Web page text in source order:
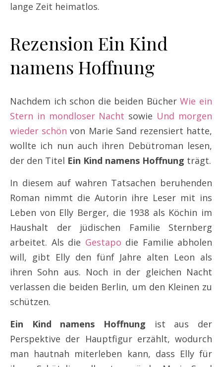
lange Zeit heimatlos.
Rezension Ein Kind
namens Hoffnung
Nachdem ich schon die beiden BücherWie ein
Stern in mondloser Nacht sowie Und morgen
wieder schön von Marie Sand rezensiert hatte,
wollte ich nun auch ihren Debütroman lesen,
der den Titel Ein Kind namens Hoffnung trägt.
In diesem auf wahren Tatsachen beruhenden
Roman nimmt die Autorin ihre Leser mit ins
Leben von Elly Berger, die 1938 als Köchin im
Haushalt der jüdischen Familie Sternberg
arbeitet. Als die Gestapo die Familie abholen
will, gibt Elly den fünf Jahre alten Leon als
ihren Sohn aus. Noch in der gleichen Nacht
verlassen die beiden Berlin, um den Kleinen zu
schützen.
Ein Kind namens Hoffnung ist aus der
Perspektive der Hauptfigur erzählt, wodurch
man hautnah miterleben kann, dass Elly für